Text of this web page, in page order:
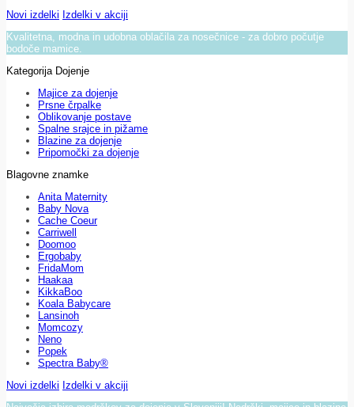
Novi izdelki Izdelki v akciji
Kvalitetna, modna in udobna oblačila za nosečnice - za dobro počutje
bodoče mamice.
Kategorija Dojenje
Majice za dojenje
Prsne črpalke
Oblikovanje postave
Spalne srajce in pižame
Blazine za dojenje
Pripomočki za dojenje
Blagovne znamke
Anita Maternity
Baby Nova
Cache Coeur
Carriwell
Doomoo
Ergobaby
FridaMom
Haakaa
KikkaBoo
Koala Babycare
Lansinoh
Momcozy
Neno
Popek
Spectra Baby®
Novi izdelki Izdelki v akciji